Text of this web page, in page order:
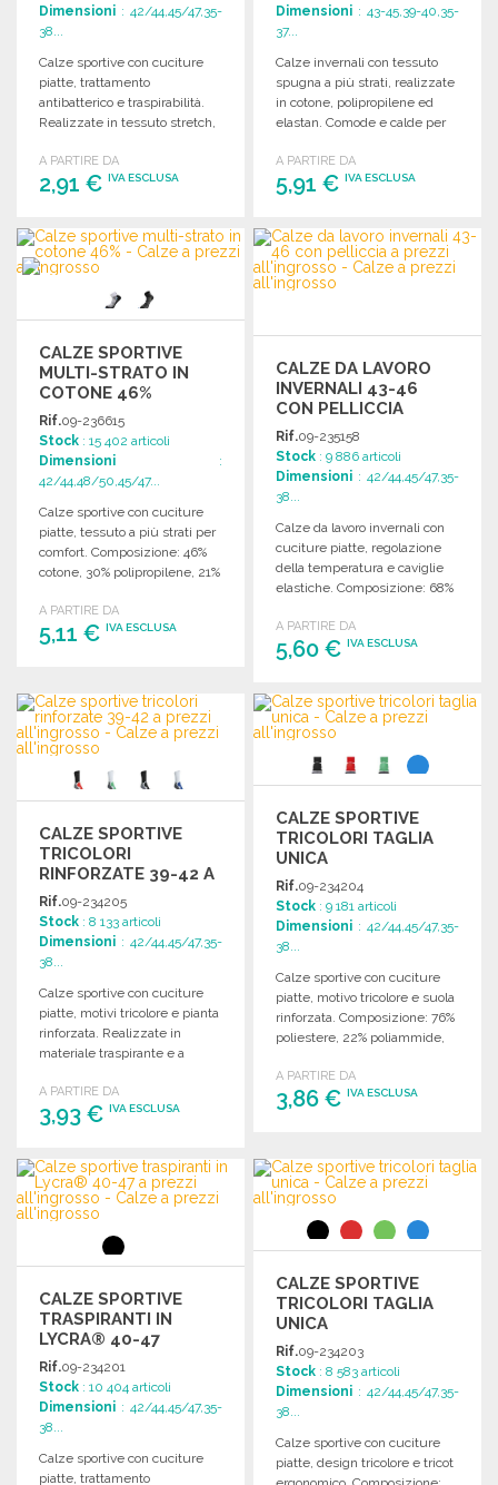
Dimensioni : 42/44,45/47,35-
38...
Calze sportive con cuciture
piatte, trattamento
antibatterico e traspirabilità.
Realizzate in tessuto stretch,
ottimali.
A PARTIRE DA
2,91 € IVA ESCLUSA
ORDINARE
Richiedi un preventivo
Dimensioni : 43-45,39-40,35-
37...
Calze invernali con tessuto
spugna a più strati, realizzate
in cotone, polipropilene ed
elastan. Comode e calde per
A PARTIRE DA
5,91 €IVA ESCLUSA
ORDINARE
Richiedi un preventivo
CALZE SPORTIVE
MULTI-STRATO IN
COTONE 46%
Rif.09-236615
Stock : 15 402 articoli
Dimensioni :
42/44,48/50,45/47...
Calze sportive con cuciture
piatte, tessuto a più strati per
comfort. Composizione: 46%
cotone, 30% polipropilene, 21%
A PARTIRE DA
5,11 € IVA ESCLUSA
Richiedi un preventivo
CALZE DA LAVORO
INVERNALI 43-46
CON PELLICCIA
Rif.09-235158
Stock : 9 886 articoli
Dimensioni : 42/44,45/47,35-
38...
Calze da lavoro invernali con
cuciture piatte, regolazione
della temperatura e caviglie
elastiche. Composizione: 68%
A PARTIRE DA
5,60 €IVA ESCLUSA
ORDINARE
Richiedi un preventivo
CALZE SPORTIVE
TRICOLORI
RINFORZATE 39-42 A
PREZZI
ALL'INGROSSO
Rif.09-234205
Stock : 8 133 articoli
Dimensioni : 42/44,45/47,35-
38...
Calze sportive con cuciture
piatte, motivi tricolore e pianta
rinforzata. Realizzate in
materiale traspirante e a
A PARTIRE DA
3,93 € IVA ESCLUSA
ORDINARE
Richiedi un preventivo
CALZE SPORTIVE
TRICOLORI TAGLIA
UNICA
Rif.09-234204
Stock : 9 181 articoli
Dimensioni : 42/44,45/47,35-
38...
Calze sportive con cuciture
piatte, motivo tricolore e suola
rinforzata. Composizione: 76%
poliestere, 22% poliammide,
A PARTIRE DA
3,86 €IVA ESCLUSA
Richiedi un preventivo
CALZE SPORTIVE
TRASPIRANTI IN
LYCRA® 40-47
Rif.09-234201
Stock : 10 404 articoli
Dimensioni : 42/44,45/47,35-
38...
Calze sportive con cuciture
piatte, trattamento
CALZE SPORTIVE
TRICOLORI TAGLIA
UNICA
Rif.09-234203
Stock : 8 583 articoli
Dimensioni : 42/44,45/47,35-
38...
Calze sportive con cuciture
piatte, design tricolore e tricot